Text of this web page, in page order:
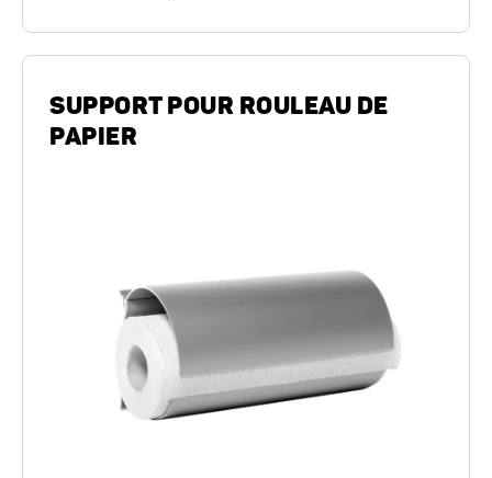
SUPPORT POUR ROULEAU DE
PAPIER